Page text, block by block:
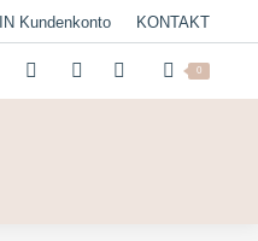
Kundenkonto KONTAKT
0